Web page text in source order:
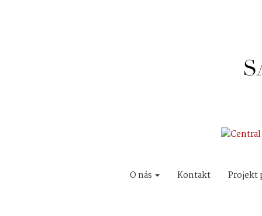
O nás Kontakt Projekt